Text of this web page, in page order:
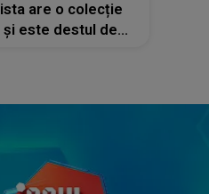
are o colecție
este destul de